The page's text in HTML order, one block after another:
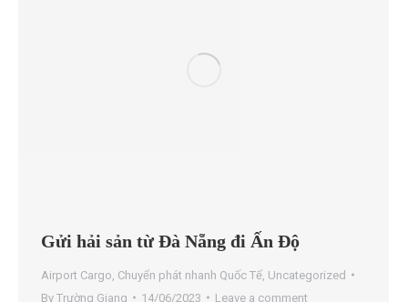
Gửi hải sản từ Đà Nẵng đi Ấn Độ
Airport Cargo Chuyển phát nhanh Quốc Tế Uncategorized
By Trường Giang 14/06/2023 Leave a comment